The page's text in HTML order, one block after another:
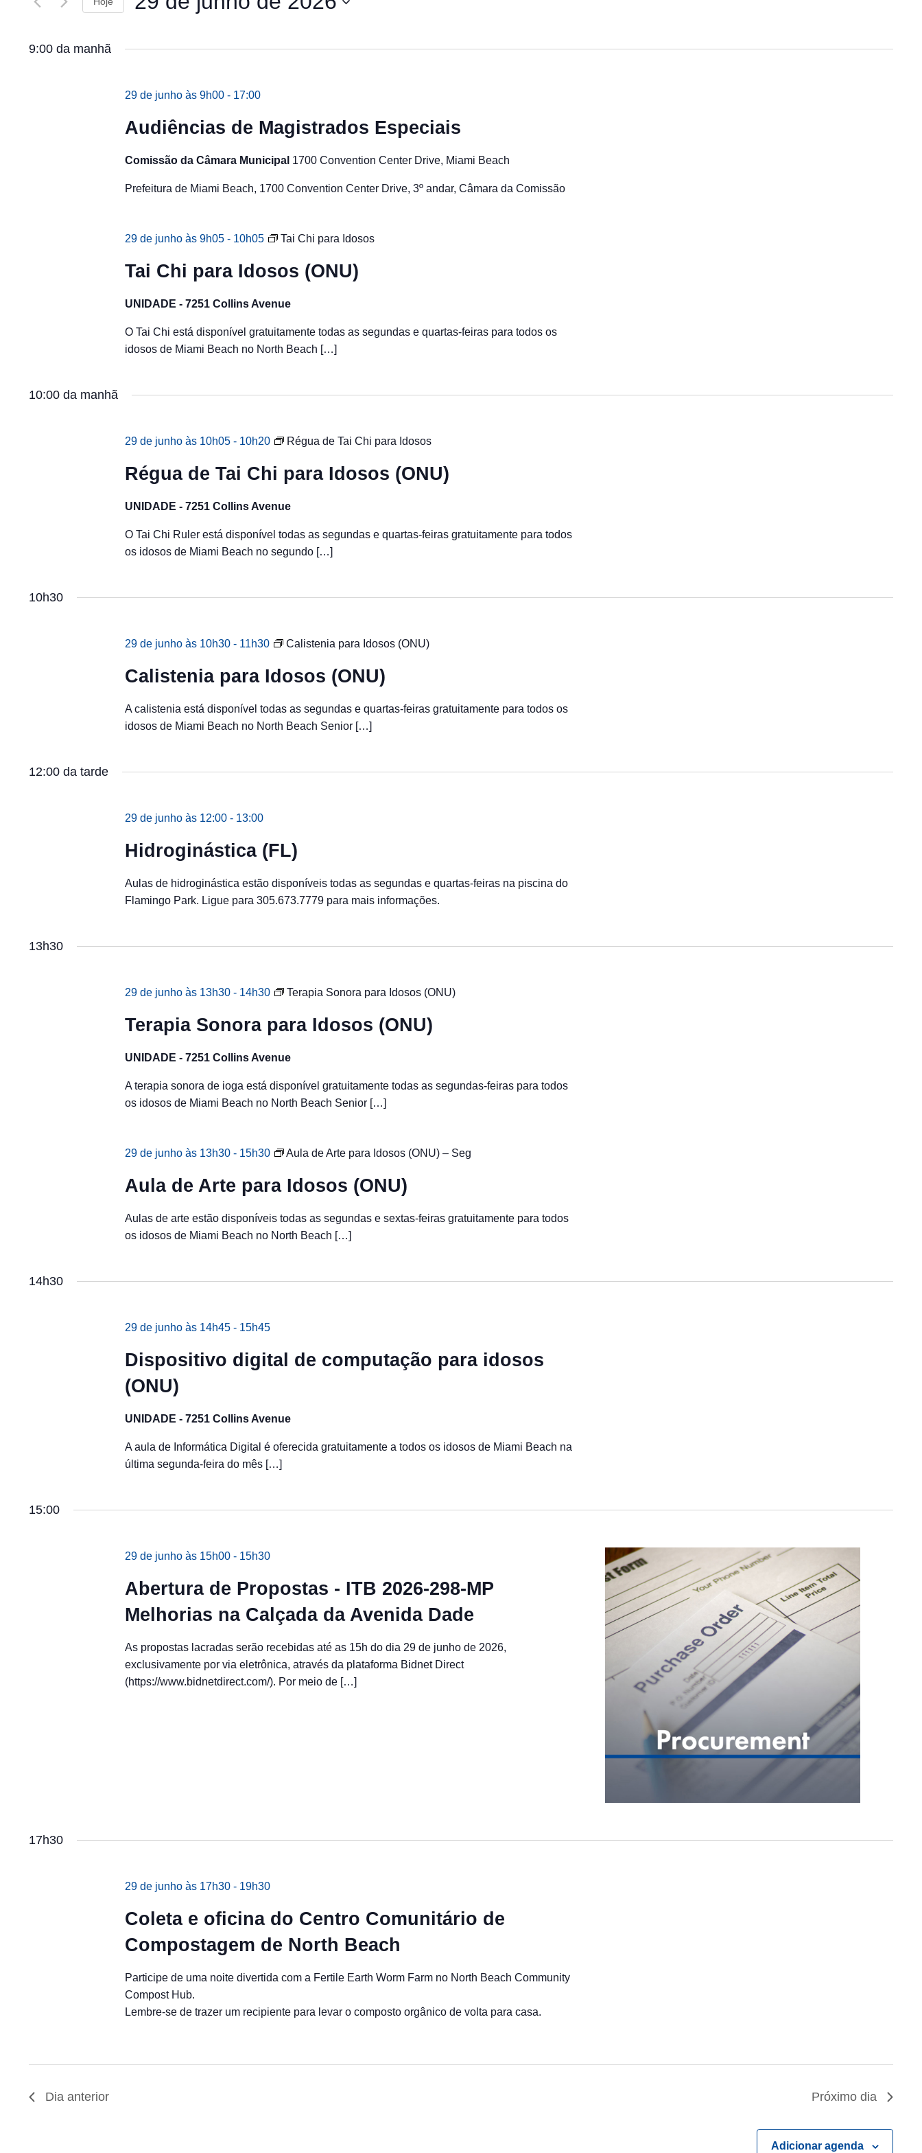
de
chave.
data.
9:00 da manhã
29 de junho às 9h00- 17:00
Audiências de Magistrados Especiais
Comissão da Câmara Municipal 1700 Convention Center Drive, Miami Beach
Prefeitura de Miami Beach, 1700 Convention Center Drive, 3º andar, Câmara da Comissão
29 de junho às 9h05- 10h05 Tai Chi para Idosos
Tai Chi para Idosos (ONU)
UNIDADE - 7251 Collins Avenue
O Tai Chi está disponível gratuitamente todas as segundas e quartas-feiras para todos os
idosos de Miami Beach no North Beach […]
10:00 da manhã
29 de junho às 10h05- 10h20 Régua de Tai Chi para Idosos
Régua de Tai Chi para Idosos (ONU)
UNIDADE - 7251 Collins Avenue
O Tai Chi Ruler está disponível todas as segundas e quartas-feiras gratuitamente para todos
os idosos de Miami Beach no segundo […]
10h30
29 de junho às 10h30- 11h30 Calistenia para Idosos (ONU)
Calistenia para Idosos (ONU)
A calistenia está disponível todas as segundas e quartas-feiras gratuitamente para todos os
idosos de Miami Beach no North Beach Senior […]
12:00 da tarde
29 de junho às 12:00- 13:00
Hidroginástica (FL)
Aulas de hidroginástica estão disponíveis todas as segundas e quartas-feiras na piscina do
Flamingo Park. Ligue para 305.673.7779 para mais informações.
13h30
29 de junho às 13h30- 14h30 Terapia Sonora para Idosos (ONU)
Terapia Sonora para Idosos (ONU)
UNIDADE - 7251 Collins Avenue
A terapia sonora de ioga está disponível gratuitamente todas as segundas-feiras para todos
os idosos de Miami Beach no North Beach Senior […]
29 de junho às 13h30- 15h30 Aula de Arte para Idosos (ONU) – Seg
Aula de Arte para Idosos (ONU)
Aulas de arte estão disponíveis todas as segundas e sextas-feiras gratuitamente para todos
os idosos de Miami Beach no North Beach […]
14h30
29 de junho às 14h45- 15h45
Dispositivo digital de computação para idosos
(ONU)
UNIDADE - 7251 Collins Avenue
A aula de Informática Digital é oferecida gratuitamente a todos os idosos de Miami Beach na
última segunda-feira do mês […]
15:00
29 de junho às 15h00- 15h30
Abertura de Propostas - ITB 2026-298-MP
Melhorias na Calçada da Avenida Dade
As propostas lacradas serão recebidas até as 15h do dia 29 de junho de 2026,
exclusivamente por via eletrônica, através da plataforma Bidnet Direct
(https://www.bidnetdirect.com/). Por meio de […]
17h30
29 de junho às 17h30- 19h30
Coleta e oficina do Centro Comunitário de
Compostagem de North Beach
Participe de uma noite divertida com a Fertile Earth Worm Farm no North Beach Community
Compost Hub.
Lembre-se de trazer um recipiente para levar o composto orgânico de volta para casa.
Dia anterior Próximo dia
Adicionar agenda